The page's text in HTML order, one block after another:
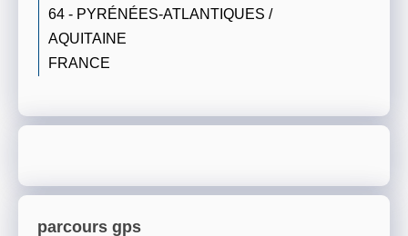
64 - PYRÉNÉES-ATLANTIQUES /
AQUITAINE
FRANCE
parcours gps